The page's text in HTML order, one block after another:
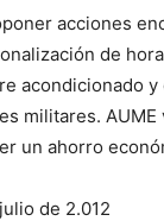
acciones
de
acondicionado
militares.
un ahorro
de 2.012